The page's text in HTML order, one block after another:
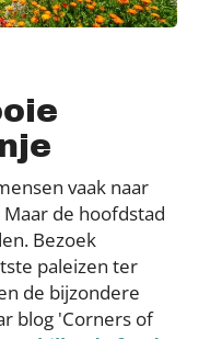
vaak naar
Maar de hoofdstad
Bezoek
paleizen ter
de bijzondere
blog 'Corners of